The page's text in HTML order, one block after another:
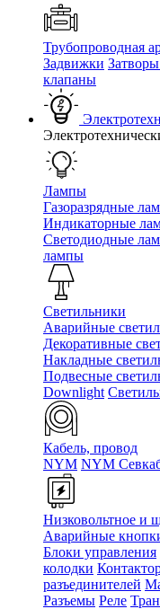
Трубопроводная
Задвижки
клапаны
Лампы
Газоразрядные
Индикаторные
Светодиодные
лампы
Светильники
Аварийные
Декоративные
Накладные
Подвесные
Downlight
Кабель, провод
NYM NYM
Низковольтное и
Аварийные
Блоки управления
колодки
разъединителей
Разъемы Реле